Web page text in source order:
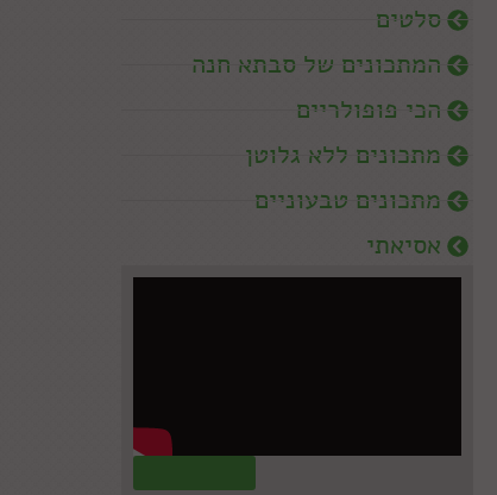
סלטים
המתכונים של סבתא חנה
הכי פופולריים
מתכונים ללא גלוטן
מתכונים טבעוניים
אסיאתי